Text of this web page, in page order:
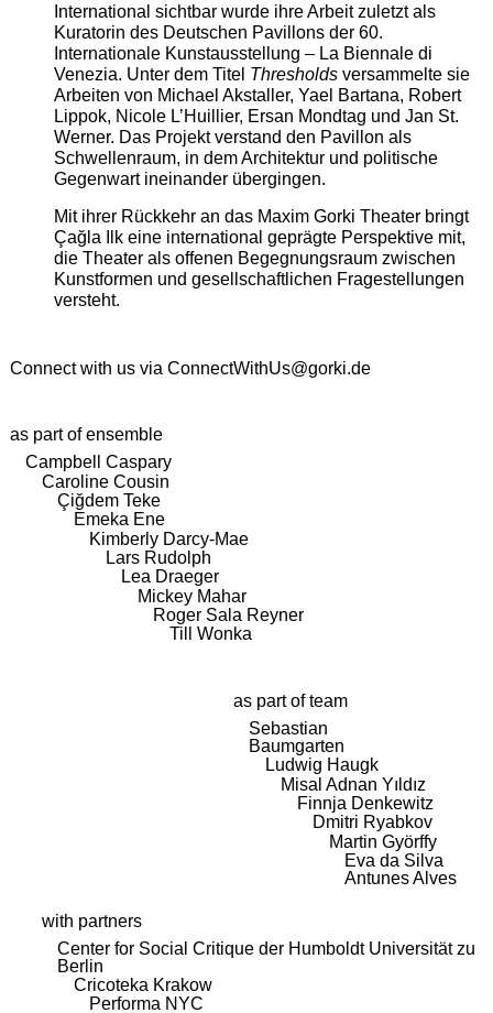
International sichtbar wurde ihre Arbeit zuletzt als
Kuratorin des Deutschen Pavillons der 60.
Internationale Kunstausstellung – La Biennale di
Venezia. Unter dem Titel Thresholdsversammelte sie
Arbeiten von Michael Akstaller, Yael Bartana, Robert
Lippok, Nicole L’Huillier, Ersan Mondtag und Jan St.
Werner. Das Projekt verstand den Pavillon als
Schwellenraum, in dem Architektur und politische
Gegenwart ineinander übergingen.
Mit ihrer Rückkehr an das Maxim Gorki Theater bringt
Çağla Ilk eine international geprägte Perspektive mit,
die Theater als offenen Begegnungsraum zwischen
Kunstformen und gesellschaftlichen Fragestellungen
versteht.
Connect with us via ConnectWithUs@gorki.de
as part of ensemble
Campbell Caspary
Caroline Cousin
Çiğdem Teke
Emeka Ene
Kimberly Darcy-Mae
Lars Rudolph
Lea Draeger
Mickey Mahar
Roger Sala Reyner
Till Wonka
as part of team
Sebastian
Baumgarten
Ludwig Haugk
Misal Adnan Yıldız
Finnja Denkewitz
Dmitri Ryabkov
Martin Györffy
Eva da Silva
Antunes Alves
with partners
Center for Social Critique der Humboldt Universität zu
Berlin
Cricoteka Krakow
Performa NYC